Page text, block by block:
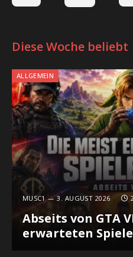
Diese Woche beliebt
ALLGEMEIN
MUSC1 3. AUGUST 2026
Abseits von GTA
erwarteten Spiele